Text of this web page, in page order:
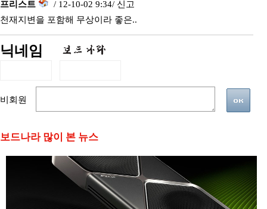
프리스트 / 12-10-02 9:34/ 신고
천재지변을 포함해 무상이라 좋은..
닉네임
비회원
보드나라 많이 본 뉴스